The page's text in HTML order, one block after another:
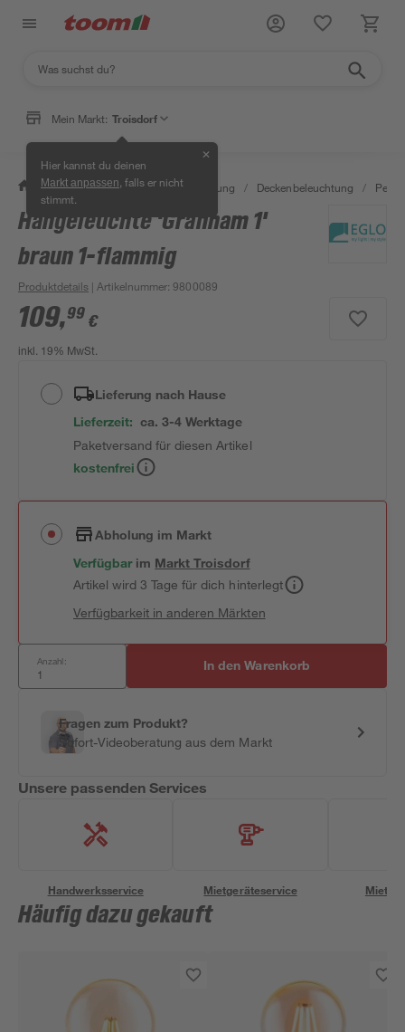
Mein Markt: Troisdorf
Hier kannst du deinen
Markt anpassen , falls er nicht
stimmt.
✕
/ Wohnen & Haushalt / Beleuchtung / Deckenbeleuchtung /
Hängeleuchte 'Granham 1'
braun 1-flammig
Produktdetails | Artikelnummer:9800089
109,99 €
inkl. 19% MwSt.
Lieferung nach Hause
Lieferzeit: ca. 3-4 Werktage
Paketversand für diesen Artikel
kostenfrei
Abholung im Markt
Verfügbar im MarktTroisdorf
Artikel wird 3 Tage für dich hinterlegt
Verfügbarkeit in anderen Märkten
Anzahl: In den Warenkorb
Fragen zum Produkt?
Sofort-Videoberatung aus dem Markt
Unsere passenden Services
Handwerksservice Mietgeräteservice
Häufig dazu gekauft